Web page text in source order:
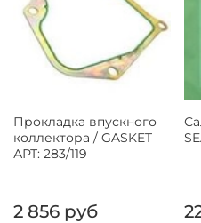
Прокладка впускного
коллектора / GASKET
АРТ: 283/119
2 856 руб